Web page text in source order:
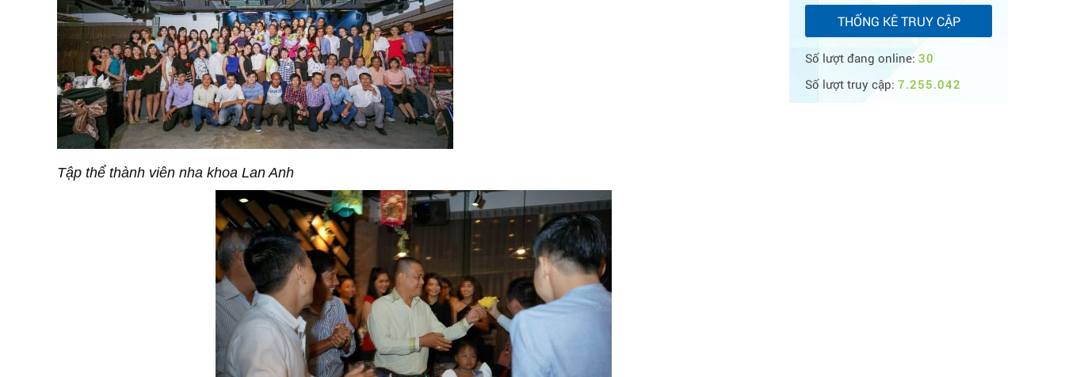
Tập thể thành viên nha khoa Lan Anh
THỐNG KÊ TRUY CẬP
Số lượt đang online: 30
Số lượt truy cập: 7.255.042